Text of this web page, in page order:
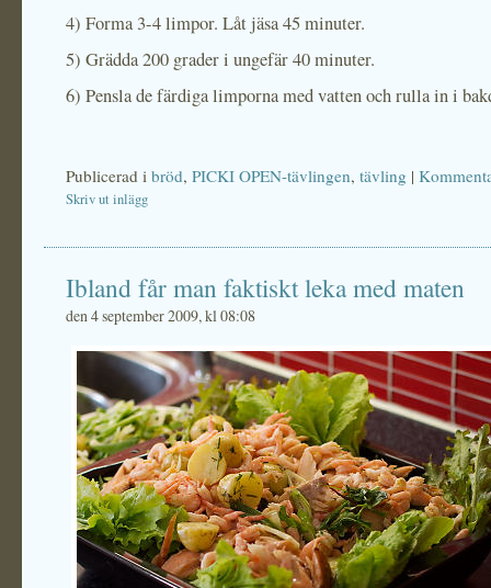
4) Forma 3-4 limpor. Låt jäsa 45 minuter.
5) Grädda 200 grader i ungefär 40 minuter.
6) Pensla de färdiga limporna med vatten och rulla in i
Publicerad i bröd, PICKI OPEN-tävlingen, tävling |
Skriv ut inlägg
Ibland får man faktiskt leka med maten
den 4 september 2009, kl 08:08